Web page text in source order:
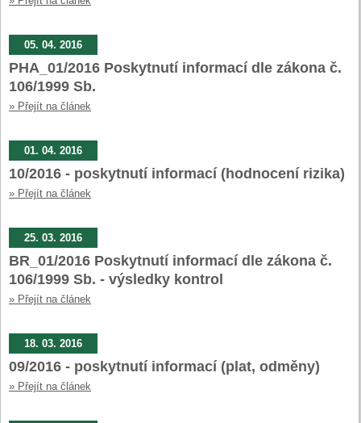
05. 04. 2016
PHA_01/2016 Poskytnutí informací dle zákona č.
106/1999 Sb.
» Přejít na článek
01. 04. 2016
10/2016 - poskytnutí informací (hodnocení rizika)
» Přejít na článek
25. 03. 2016
BR_01/2016 Poskytnutí informací dle zákona č.
106/1999 Sb. - výsledky kontrol
» Přejít na článek
18. 03. 2016
09/2016 - poskytnutí informací (plat, odměny)
» Přejít na článek